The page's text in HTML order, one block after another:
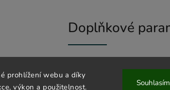
prohlížení webu a díky
výkon a použitelnost.
Souhlasím
Doplňkové